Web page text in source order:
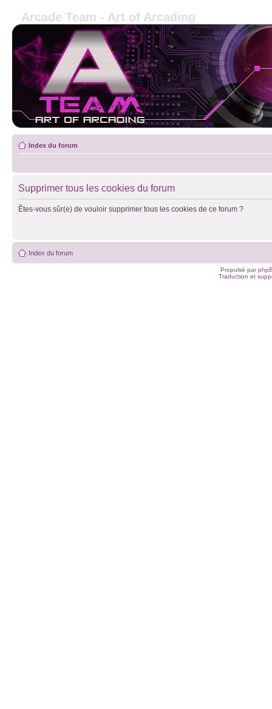
Arcade Team - Art of Arcading
Index du forum
Supprimer tous les cookies du forum
Êtes-vous sûr(e) de vouloir supprimer tous les cookies de ce forum ?
Index du forum
Propulsé par
Traduction et